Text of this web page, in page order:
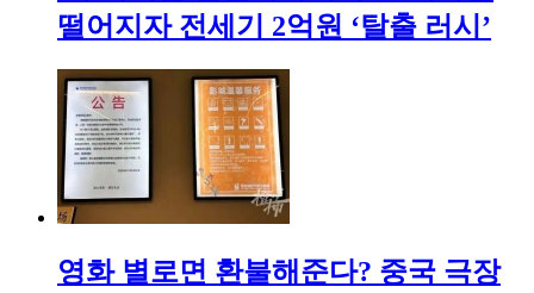
떨어지자 전세기 2억원 ‘탈출 러시’
영화 별로면 환불해준다? 중국 극장